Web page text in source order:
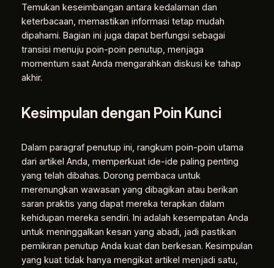
Temukan keseimbangan antara kedalaman dan
keterbacaan, memastikan informasi tetap mudah
dipahami. Bagian ini juga dapat berfungsi sebagai
transisi menuju poin-poin penutup, menjaga
momentum saat Anda mengarahkan diskusi ke tahap
akhir.
Kesimpulan dengan Poin Kunci
Dalam paragraf penutup ini, rangkum poin-poin utama
dari artikel Anda, memperkuat ide-ide paling penting
yang telah dibahas. Dorong pembaca untuk
merenungkan wawasan yang dibagikan atau berikan
saran praktis yang dapat mereka terapkan dalam
kehidupan mereka sendiri. Ini adalah kesempatan Anda
untuk meninggalkan kesan yang abadi, jadi pastikan
pemikiran penutup Anda kuat dan berkesan. Kesimpulan
yang kuat tidak hanya mengikat artikel menjadi satu,